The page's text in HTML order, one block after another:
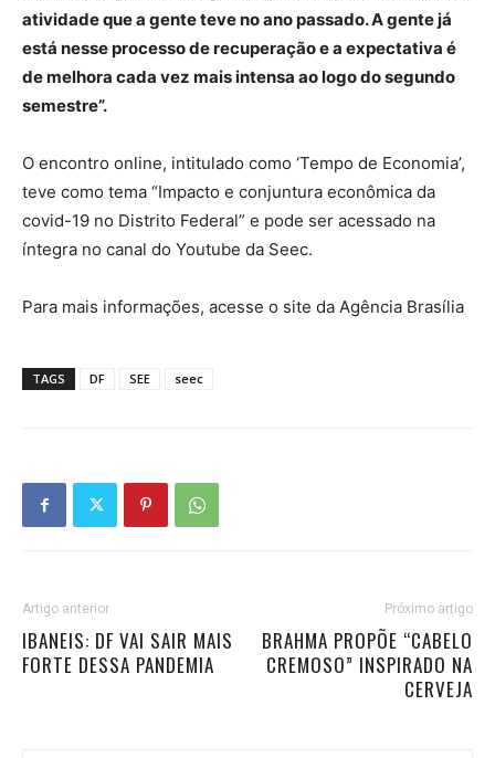
atividade que a gente teve no ano passado. A gente já
está nesse processo de recuperação e a expectativa é
de melhora cada vez mais intensa ao logo do segundo
semestre”.
O encontro online, intitulado como ‘Tempo de Economia’,
teve como tema “Impacto e conjuntura econômica da
covid-19 no Distrito Federal” e pode ser acessado na
íntegra no canal do Youtube da Seec.
Para mais informações, acesse o site da Agência Brasília
TAGS DF SEE seec
Artigo anterior
IBANEIS: DF VAI SAIR MAIS
FORTE DESSA PANDEMIA
Próximo artigo
BRAHMA PROPÕE “CABELO
CREMOSO” INSPIRADO NA
CERVEJA